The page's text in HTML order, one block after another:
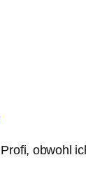
obwohl